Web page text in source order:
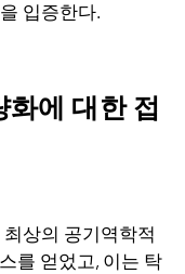
입증한다.
에 대한 접
상의 공기역학적
를 얻었고, 이는 탁